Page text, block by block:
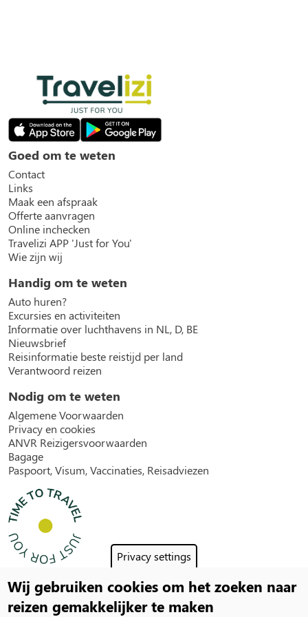
Privacy settings
Wij gebruiken cookies om het zoeken naar
reizen gemakkelijker te maken
Goed om te weten
Contact
Links
Maak een afspraak
Offerte aanvragen
Online inchecken
Travelizi APP 'Just for You'
Wie zijn wij
Handig om te weten
Auto huren?
Excursies en activiteiten
Informatie over luchthavens in NL, D, BE
Nieuwsbrief
Reisinformatie beste reistijd per land
Verantwoord reizen
Nodig om te weten
Algemene Voorwaarden
Privacy en cookies
ANVR Reizigersvoorwaarden
Bagage
Paspoort, Visum, Vaccinaties, Reisadviezen
Social